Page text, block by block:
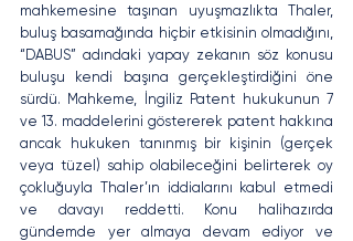
mahkemesine taşınan uyuşmazlıkta Thaler,
buluş basamağında hiçbir etkisinin olmadığını,
“DABUS” adındaki yapay zekanın söz konusu
buluşu kendi başına gerçekleştirdiğini öne
sürdü. Mahkeme, İngiliz Patent hukukunun 7
ve 13. maddelerini göstererek patent hakkına
ancak hukuken tanınmış bir kişinin (gerçek
veya tüzel) sahip olabileceğini belirterek oy
çokluğuyla Thaler’ın iddialarını kabul etmedi
ve davayı reddetti. Konu halihazırda
gündemde yer almaya devam ediyor ve